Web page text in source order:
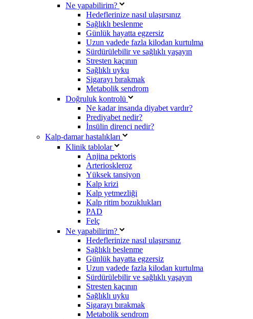
Ne yapabilirim?
Hedeflerinize nasıl ulaşırsınız
Sağlıklı beslenme
Günlük hayatta egzersiz
Uzun vadede fazla kilodan kurtulma
Sürdürülebilir ve sağlıklı yaşayın
Stresten kaçının
Sağlıklı uyku
Sigarayı bırakmak
Metabolik sendrom
Doğruluk kontrolü
Ne kadar insanda diyabet vardır?
Prediyabet nedir?
İnsülin direnci nedir?
Kalp-damar hastalıkları
Klinik tablolar
Anjina pektoris
Arterioskleroz
Yüksek tansiyon
Kalp krizi
Kalp yetmezliği
Kalp ritim bozuklukları
PAD
Felç
Ne yapabilirim?
Hedeflerinize nasıl ulaşırsınız
Sağlıklı beslenme
Günlük hayatta egzersiz
Uzun vadede fazla kilodan kurtulma
Sürdürülebilir ve sağlıklı yaşayın
Stresten kaçının
Sağlıklı uyku
Sigarayı bırakmak
Metabolik sendrom